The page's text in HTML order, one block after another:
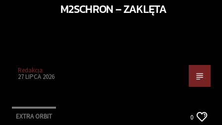
M2SCHRON – ZAKLĘTA
Redakcja
27 LIPCA 2026
EXTRA ORBIT 0